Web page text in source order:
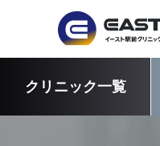
クリニック一覧